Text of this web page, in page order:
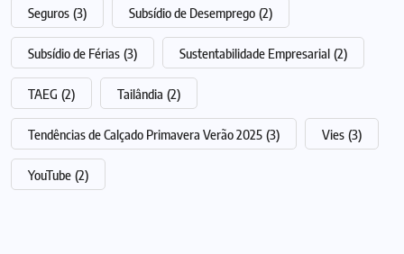
Seguros (3) Subsídio de Desemprego (2)
Subsídio de Férias (3) Sustentabilidade Empresarial (2)
TAEG (2) Tailândia (2)
Tendências de Calçado Primavera Verão 2025 (3) Vies (3)
YouTube (2)